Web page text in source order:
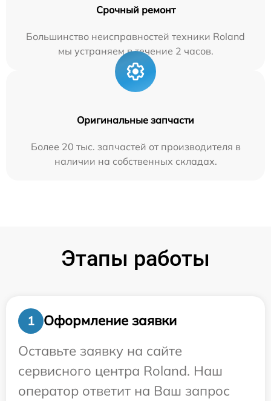
Срочный ремонт
Большинство неисправностей техники Roland
мы устраняем в течение 2 часов.
Оригинальные запчасти
Более 20 тыс. запчастей от производителя в
наличии на собственных складах.
Этапы работы
1
Оформление заявки
Оставьте заявку на сайте
сервисного центра Roland. Наш
оператор ответит на Ваш запрос